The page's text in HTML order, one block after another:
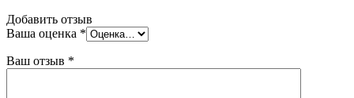
Добавить отзыв
Ваша оценка *
Ваш отзыв *